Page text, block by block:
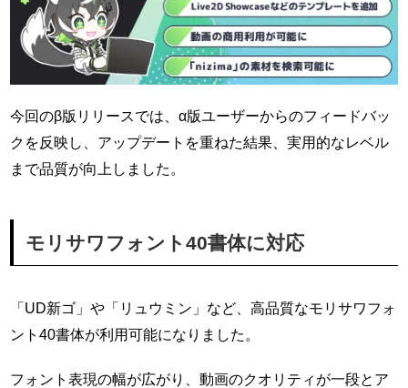
今回のβ版リリースでは、α版ユーザーからのフィードバッ
クを反映し、アップデートを重ねた結果、実用的なレベル
まで品質が向上しました。
モリサワフォント40書体に対応
「UD新ゴ」や「リュウミン」など、高品質なモリサワフォ
ント40書体が利用可能になりました。
フォント表現の幅が広がり、動画のクオリティが一段とア